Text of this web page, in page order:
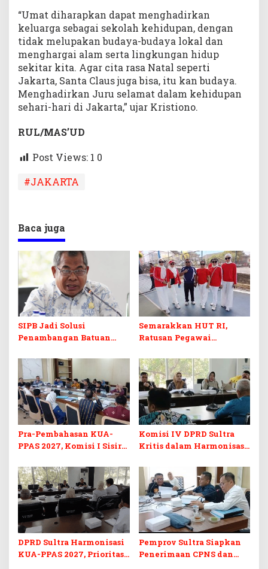
“Umat diharapkan dapat menghadirkan
keluarga sebagai sekolah kehidupan, dengan
tidak melupakan budaya-budaya lokal dan
menghargai alam serta lingkungan hidup
sekitar kita. Agar cita rasa Natal seperti
Jakarta, Santa Claus juga bisa, itu kan budaya.
Menghadirkan Juru selamat dalam kehidupan
sehari-hari di Jakarta,” ujar Kristiono.
RUL/MAS’UD
Post Views: 1 0
#JAKARTA
Baca juga
SIPB Jadi Solusi
Penambangan Batuan
di Sultra
Semarakkan HUT RI,
Ratusan Pegawai
Ikuti Lomba Bola Gotong
Pra-Pembahasan KUA-
PPAS 2027, Komisi I Sisir
Berkelanjutan
Komisi IV DPRD Sultra
Kritis dalam Harmonisasi
Perubahan APBD 2026
DPRD Sultra Harmonisasi
KUA-PPAS 2027, Prioritas
Pemprov Sultra Siapkan
Penerimaan CPNS dan